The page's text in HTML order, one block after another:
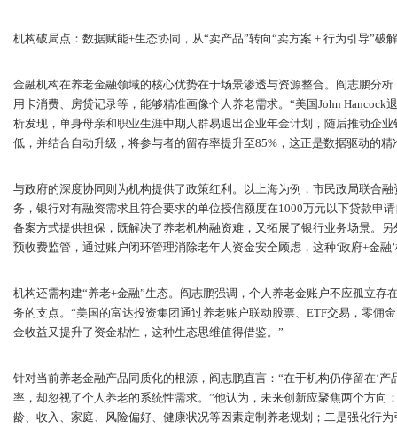
机构破局点：数据赋能+生态协同，从“卖产品”转向“卖方案 + 行为引导”破
金融机构在养老金融领域的核心优势在于场景渗透与资源整合。阎志鹏分
用卡消费、房贷记录等，能够精准画像个人养老需求。“美国John Hancock
析发现，单身母亲和职业生涯中期人群易退出企业年金计划，随后推动企
低，并结合自动升级，将参与者的留存率提升至85%，这正是数据驱动的精
与政府的深度协同则为机构提供了政策红利。以上海为例，市民政局联合
务，银行对有融资需求且符合要求的单位授信额度在1000万元以下贷款申
备案方式提供担保，既解决了养老机构融资难，又拓展了银行业务场景。
预收费监管，通过账户闭环管理消除老年人资金安全顾虑，这种‘政府+金融
机构还需构建“养老+金融”生态。阎志鹏强调，个人养老金账户不应孤立存
务的支点。“美国的富达投资集团通过养老账户联动股票、ETF交易，零佣
金收益又提升了资金粘性，这种生态思维值得借鉴。”
针对当前养老金融产品同质化的根源，阎志鹏直言：“在于机构仍停留在‘
率，却忽视了个人养老的系统性需求。”他认为，未来创新应聚焦两个方向
龄、收入、家庭、风险偏好、健康状况等因素定制养老规划；二是强化行